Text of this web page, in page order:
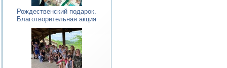
Рождественский подарок.
Благотворительная акция